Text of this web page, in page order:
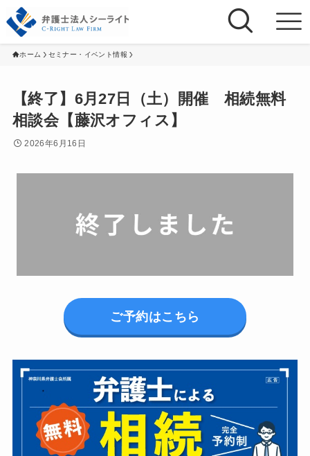
ホーム セミナー・イベント情報
【終了】6月27日（土）開催 相続無料
相談会【藤沢オフィス】
2026年6月16日
ご予約はこちら